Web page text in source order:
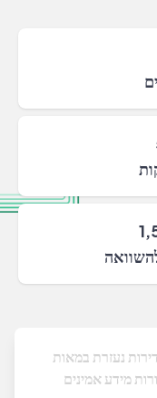
נעזרת במאות
מידע אמינים